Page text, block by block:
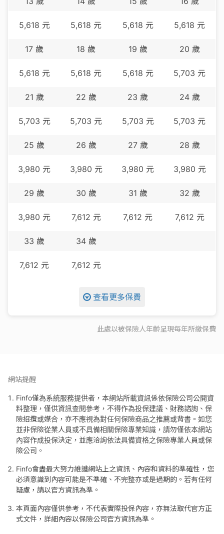
5,618 元 5,618 元 5,618 元 5,618 元
17 歲
5,618 元
18 歲
5,618 元
19 歲
5,618 元
20 歲
5,703 元
21 歲
5,703 元
22 歲
5,703 元
23 歲
5,703 元
24歲
5,703 元
25 歲
3,980 元
26 歲
3,980 元
27歲
3,980 元
28 歲
3,980 元
29 歲
3,980 元
30 歲
7,612 元
31 歲
7,612 元
32 歲
7,612 元
33 歲
7,612 元
34歲
7,612 元
查看更多保費
此處以被保險人年齡呈現每年所繳保費
網站提醒
Finfo僅為系統服務提供者，本網站所載資訊係依保險公司公開資
料整理，僅供資訊查閱參考，不得作為投保建議、財務諮詢、保
險招攬或媒合，亦不應視為對任何保險商品之推薦或背書。如您
並非保險從業人員或不具備相關保險專業知識，請勿僅依本網站
內容作成投保決定，並應洽詢依法具備資格之保險專業人員或保
險公司。
Finfo會盡最大努力維護網站上之資訊、內容和資料的準確性，您
必須意識到內容可能是不準確、不完整亦或是過期的。若有任何
疑慮，請以官方資訊為準。
本頁面內容僅供參考，不代表實際投保內容，亦無法取代官方正
式文件，詳細內容以保險公司官方資訊為準。